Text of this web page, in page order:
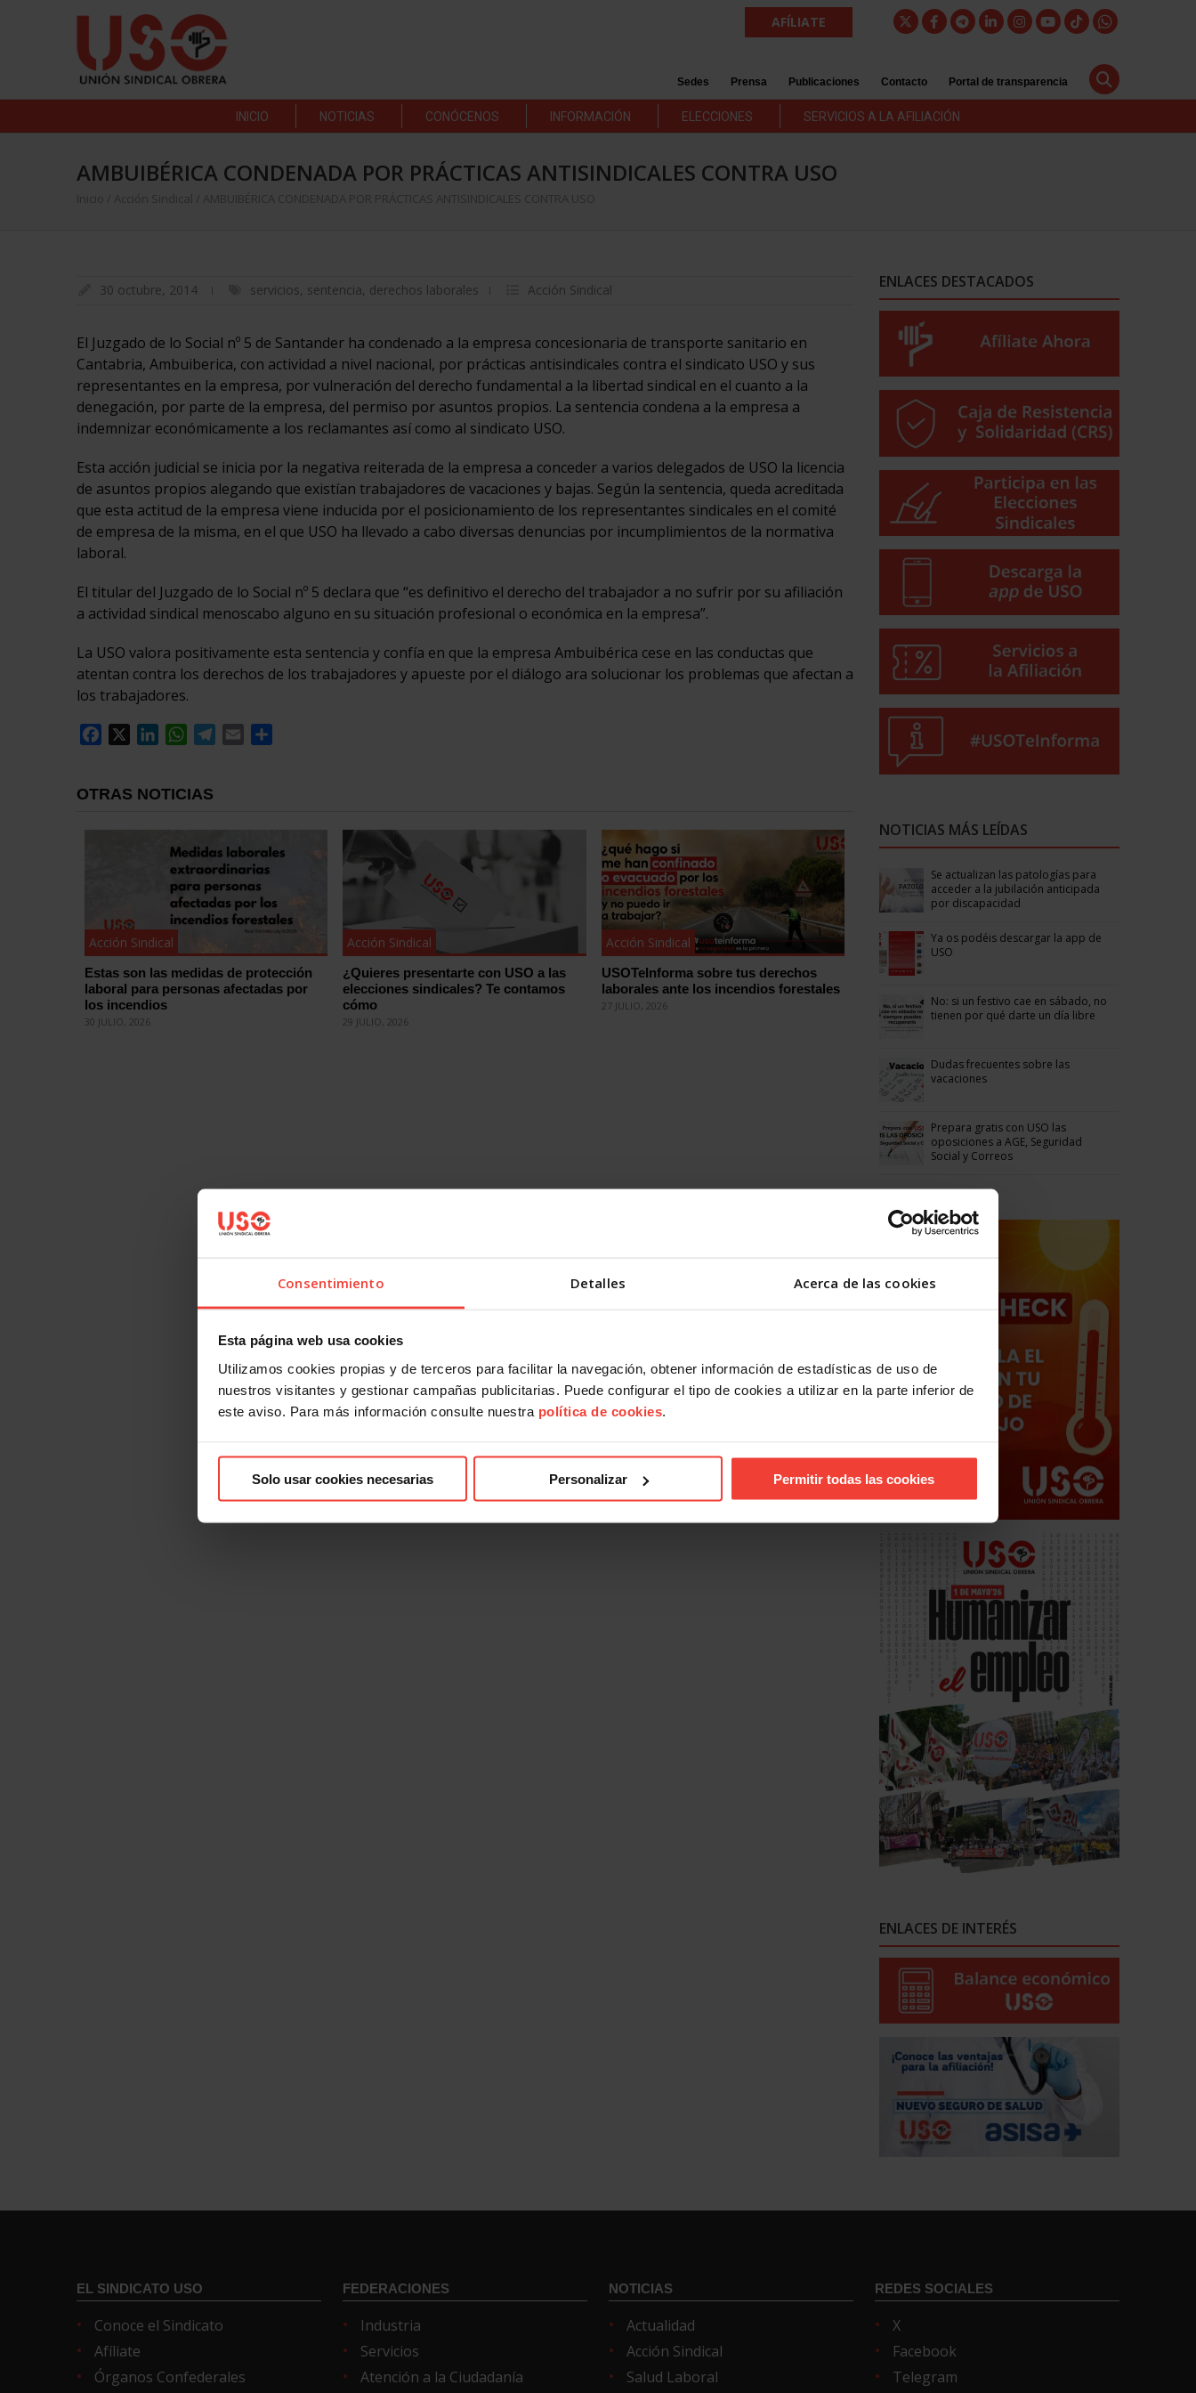
Consentimiento Detalles Acerca de las cookies
Esta página web usa cookies
Utilizamos cookies propias y de terceros para facilitar la navegación, obtener información de estadísticas de uso de
nuestros visitantes y gestionar campañas publicitarias. Puede configurar el tipo de cookies a utilizar en la parte inferior de
este aviso. Para más información consulte nuestra política de cookies.
Solo usar cookies necesarias Personalizar Permitir todas las cookies
AFÍLIATE
Sedes Prensa Publicaciones Contacto Portal de transparencia
INICIO NOTICIAS CONÓCENOS INFORMACIÓN ELECCIONES SERVICIOS A LA AFILIACIÓN
AMBUIBÉRICA CONDENADA POR PRÁCTICAS ANTISINDICALES CONTRA USO
Inicio Acción Sindical AMBUIBÉRICA CONDENADA POR PRÁCTICAS ANTISINDICALES CONTRA USO
30 octubre, 2014 servicios, sentencia, derechos laborales Acción Sindical
El Juzgado de lo Social nº 5 de Santander ha condenado a la empresa concesionaria de transporte sanitario en
Cantabria, Ambuiberica, con actividad a nivel nacional, por prácticas antisindicales contra el sindicato USO y sus
representantes en la empresa, por vulneración del derecho fundamental a la libertad sindical en el cuanto a la
denegación, por parte de la empresa, del permiso por asuntos propios. La sentencia condena a la empresa a
indemnizar económicamente a los reclamantes así como al sindicato USO.
Esta acción judicial se inicia por la negativa reiterada de la empresa a conceder a varios delegados de USO la licencia
de asuntos propios alegando que existían trabajadores de vacaciones y bajas. Según la sentencia, queda acreditada
que esta actitud de la empresa viene inducida por el posicionamiento de los representantes sindicales en el comité
de empresa de la misma, en el que USO ha llevado a cabo diversas denuncias por incumplimientos de la normativa
laboral.
El titular del Juzgado de lo Social nº 5 declara que “es definitivo el derecho del trabajador a no sufrir por su afiliación
a actividad sindical menoscabo alguno en su situación profesional o económica en la empresa”.
La USO valora positivamente esta sentencia y confía en que la empresa Ambuibérica cese en las conductas que
atentan contra los derechos de los trabajadores y apueste por el diálogo ara solucionar los problemas que afectan a
los trabajadores.
Facebook
LinkedInWhatsApp
Telegram
Email
OTRAS NOTICIAS
Acción Sindical
Estas son las medidas de protección
laboral para personas afectadas por
los incendios
30 JULIO, 2026
Acción Sindical
¿Quieres presentarte con USO a las
elecciones sindicales? Te contamos
cómo
29 JULIO, 2026
Acción Sindical
USOTeInforma sobre tus derechos
laborales ante los incendios forestales
27 JULIO, 2026
ENLACES DESTACADOS
NOTICIAS MÁS LEÍDAS
Se actualizan las patologías para
acceder a la jubilación anticipada
por discapacidad
Ya os podéis descargar la app de
USO
No: si un festivo cae en sábado, no
tienen por qué darte un día libre
Dudas frecuentes sobre las
vacaciones
Prepara gratis con USO las
oposiciones a AGE, Seguridad
Social y Correos
ENLACES DE INTERÉS
EL SINDICATO USO
Conoce el Sindicato
Afíliate
Órganos Confederales
FEDERACIONES
Industria
Servicios
Atención a la Ciudadanía
NOTICIAS
Actualidad
Acción Sindical
Salud Laboral
REDES SOCIALES
X
Facebook
Telegram